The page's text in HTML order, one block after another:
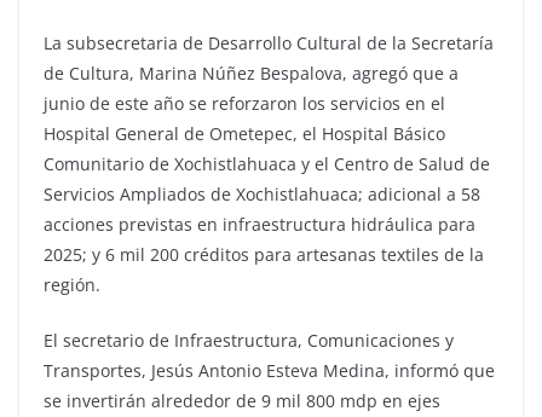
La subsecretaria de Desarrollo Cultural de la Secretaría
de Cultura, Marina Núñez Bespalova, agregó que a
junio de este año se reforzaron los servicios en el
Hospital General de Ometepec, el Hospital Básico
Comunitario de Xochistlahuaca y el Centro de Salud de
Servicios Ampliados de Xochistlahuaca; adicional a 58
acciones previstas en infraestructura hidráulica para
2025; y 6 mil 200 créditos para artesanas textiles de la
región.
El secretario de Infraestructura, Comunicaciones y
Transportes, Jesús Antonio Esteva Medina, informó que
se invertirán alrededor de 9 mil 800 mdp en ejes